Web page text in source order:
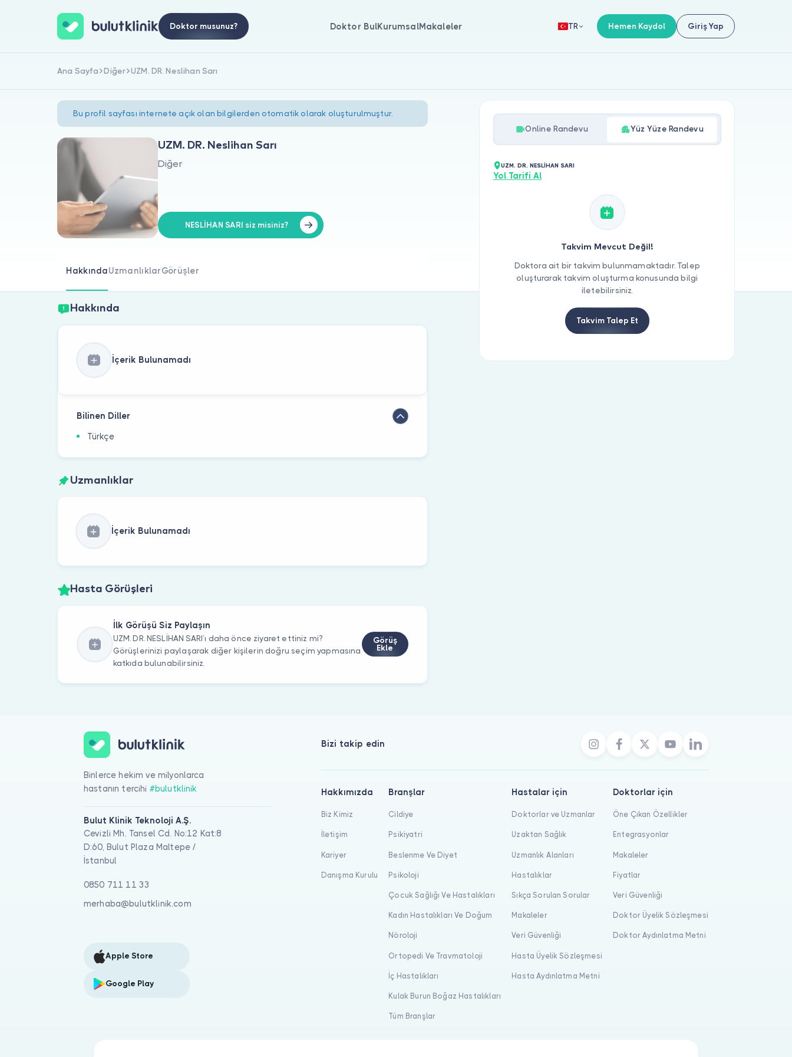
Doktor musunuz? Doktor BulKurumsalMakaleler TR Hemen Kaydol Giriş Yap
Ana Sayfa Diğer UZM. DR. Neslihan Sarı
Bu profil sayfası internete açık olan bilgilerden otomatik olarak oluşturulmuştur.
UZM. DR. Neslihan Sarı
Diğer
NESLİHAN SARI siz misiniz?
HakkındaUzmanlıklarGörüşler
Hakkında
İçerik Bulunamadı
Bilinen Diller
Türkçe
Uzmanlıklar
İçerik Bulunamadı
Hasta Görüşleri
İlk Görüşü Siz Paylaşın
UZM. DR. NESLİHAN SARI’ı daha önce ziyaret ettiniz mi?
Görüşlerinizi paylaşarak diğer kişilerin doğru seçim yapmasına
katkıda bulunabilirsiniz.
Görüş
Ekle
Online Randevu Yüz Yüze Randevu
UZM. DR. NESLİHAN SARI
Yol Tarifi Al
Takvim Mevcut Değil!
Doktora ait bir takvim bulunmamaktadır. Talep
oluşturarak takvim oluşturma konusunda bilgi
iletebilirsiniz.
Takvim Talep Et
Binlerce hekim ve milyonlarca
hastanın tercihi #bulutklinik
Bulut Klinik Teknoloji A.Ş.
Cevizli Mh. Tansel Cd. No:12 Kat:8
D:60, Bulut Plaza Maltepe /
İstanbul
0850 711 11 33
merhaba@bulutklinik.com
Apple Store
Google Play
Bizi takip edin
Hakkımızda
Biz Kimiz
İletişim
Kariyer
Danışma Kurulu
Branşlar
Cildiye
Psikiyatri
Beslenme Ve Diyet
Psikoloji
Çocuk Sağlığı Ve Hastalıkları
Kadın Hastalıkları Ve Doğum
Nöroloji
Ortopedi Ve Travmatoloji
İç Hastalıkları
Kulak Burun Boğaz Hastalıkları
Tüm Branşlar
Hastalar için
Doktorlar ve Uzmanlar
Uzaktan Sağlık
Uzmanlık Alanları
Hastalıklar
Sıkça Sorulan Sorular
Makaleler
Veri Güvenliği
Hasta Üyelik Sözleşmesi
Hasta Aydınlatma Metni
Doktorlar için
Öne Çıkan Özellikler
Entegrasyonlar
Makaleler
Fiyatlar
Veri Güvenliği
Doktor Üyelik Sözleşmesi
Doktor Aydınlatma Metni